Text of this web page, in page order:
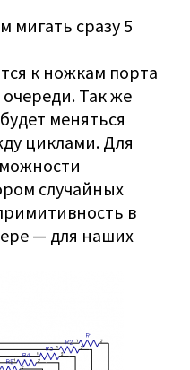
мигать сразу 5
к ножкам порта
очереди. Так же
меняться
циклами. Для
случайных
в
— для наших